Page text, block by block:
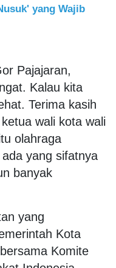
yang Wajib
Pajajaran,
Kalau kita
Terima kasih
wali kota wali
olahraga
yang sifatnya
banyak
yang
Kota
Komite